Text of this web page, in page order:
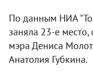
По данным НИА
заняла 23-е
мэра Дениса
Анатолия Губкина.